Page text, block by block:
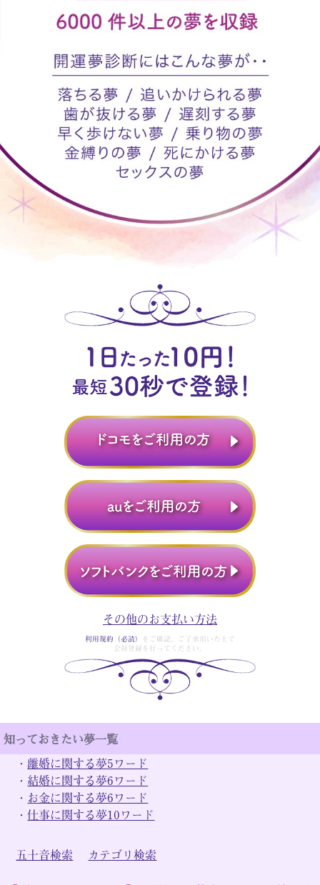
その他のお支払い方法
利用規約（必読）
をご確認、ご了承頂いた上で
会員登録を行ってください。
知っておきたい夢一覧
・ 離婚に関する夢5ワード
・ 結婚に関する夢6ワード
・ お金に関する夢6ワード
・仕事に関する夢10ワード
五十音検索 カテゴリ検索